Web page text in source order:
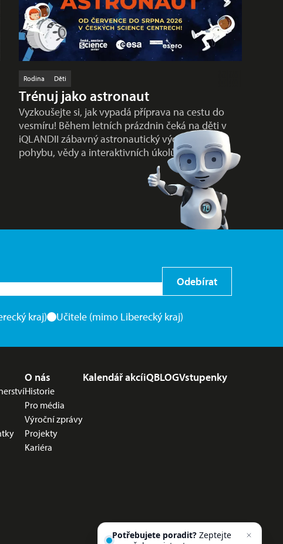
Rodina Děti
Trénuj jako astronaut
Vyzkoušejte si, jak vypadá příprava na cestu do
vesmíru! Během letních prázdnin čeká na děti v
iQLANDII zábavný astronautický výcvik plný
pohybu, vědy a interaktivních úkolů…
Odebírat
kraj) Učitele (mimo Liberecký kraj)
O nás
Historie
Pro média
Výroční zprávy
Projekty
Kariéra
Kalendář akcíiQBLOGVstupenky
Potřebujete poradit?Zeptejte